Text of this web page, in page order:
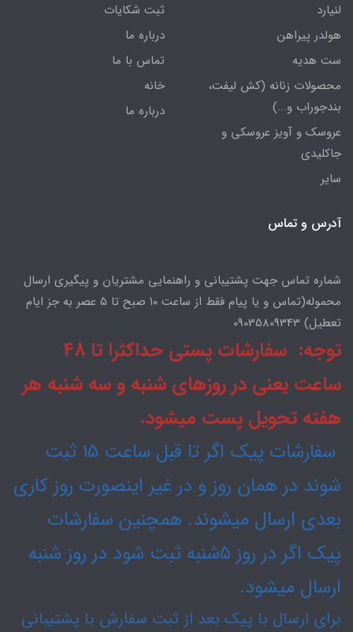
لنیارد
هولدر پیراهن
ست هدیه
محصولات زنانه (کش لیفت،
بندجوراب و...)
عروسک و آویز عروسکی و
جاکلیدی
سایر
ثبت شکایات
درباره ما
تماس با ما
خانه
درباره ما
آدرس و تماس
شماره تماس جهت پشتیبانی و راهنمایی مشتریان و پیگیری ارسال
محموله(تماس و یا پیام فقط از ساعت ۱۰ صبح تا ۵ عصر به جز ایام
تعطیل) 09035809343
توجه: سفارشات پستی حداکثرا تا 48
ساعت یعنی در روزهای شنبه و سه شنبه هر
هفته تحویل پست میشود.
سفارشات پیک اگر تا قبل ساعت 15 ثبت
شوند در همان روز و در غیر اینصورت روز کاری
بعدی ارسال میشوند. همچنین سفارشات
پیک اگر در روز ۵شنبه ثبت شود در روز شنبه
ارسال میشود.
برای ارسال با پیک بعد از ثبت سفارش با پشتیبانی